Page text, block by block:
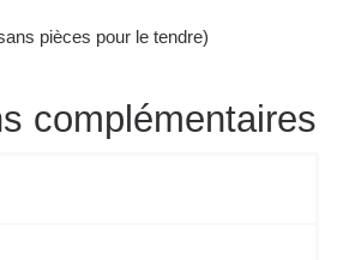
pièces pour le tendre)
complémentaires